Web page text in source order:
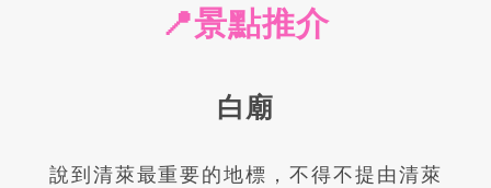
📍景點推介
白廟
說到清萊最重要的地標，不得不提由清萊